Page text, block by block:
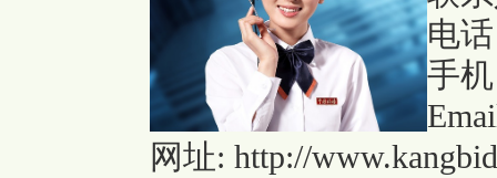
电
手
网址: http://